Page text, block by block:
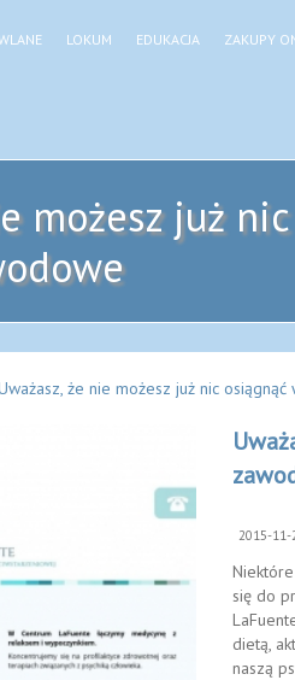
LOKUM EDUKACJA ZAKUPY
możesz już
że nie możesz już nic
2015-11-
się do
dietą,
naszą